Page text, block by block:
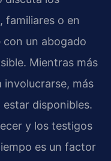
familiares o en
con un abogado
Mientras más
más
disponibles.
y los testigos
es un factor